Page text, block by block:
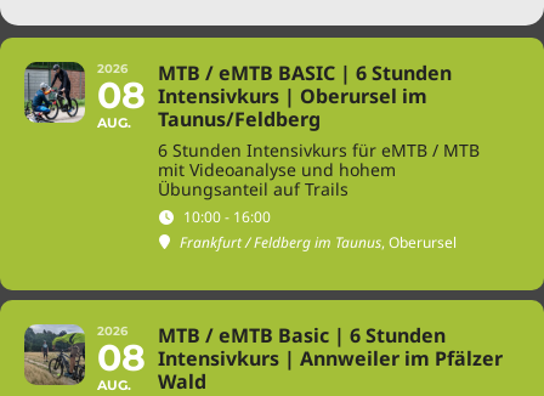
2026
08
AUG.
MTB / eMTB BASIC | 6 Stunden
Intensivkurs | Oberursel im
Taunus/Feldberg
6 Stunden Intensivkurs für eMTB / MTB
mit Videoanalyse und hohem
Übungsanteil auf Trails
10:00 - 16:00
Frankfurt / Feldberg im Taunus, Oberursel
2026
08
AUG.
MTB / eMTB Basic | 6 Stunden
Intensivkurs | Annweiler im Pfälzer
Wald